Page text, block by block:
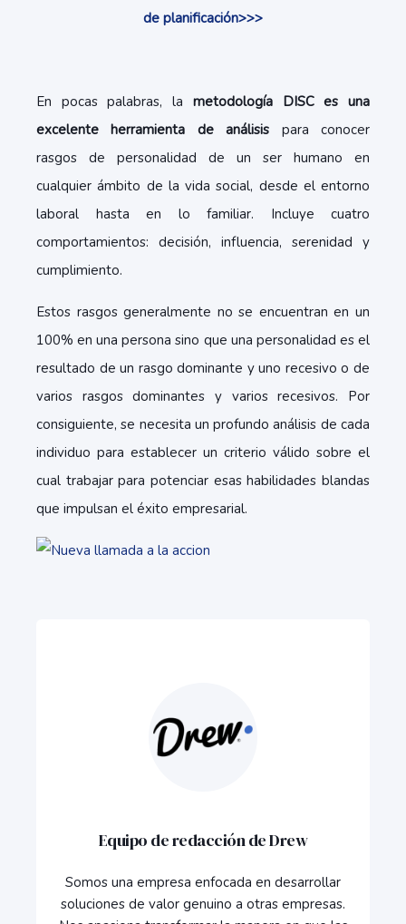
de planificación>>>
En pocas palabras, la metodología DISC es una
excelente herramienta de análisis para conocer
rasgos de personalidad de un ser humano en
cualquier ámbito de la vida social, desde el entorno
laboral hasta en lo familiar. Incluye cuatro
comportamientos: decisión, influencia, serenidad y
cumplimiento.
Estos rasgos generalmente no se encuentran en un
100% en una persona sino que una personalidad es el
resultado de un rasgo dominante y uno recesivo o de
varios rasgos dominantes y varios recesivos. Por
consiguiente, se necesita un profundo análisis de cada
individuo para establecer un criterio válido sobre el
cual trabajar para potenciar esas habilidades blandas
que impulsan el éxito empresarial.
Equipo de redacción de Drew
Somos una empresa enfocada en desarrollar
soluciones de valor genuino a otras empresas.